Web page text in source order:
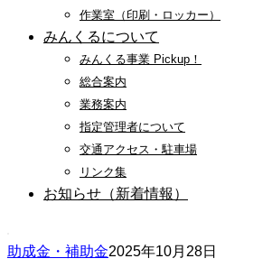
作業室（印刷・ロッカー）
みんくるについて
みんくる事業 Pickup！
総合案内
業務案内
指定管理者について
交通アクセス・駐車場
リンク集
お知らせ（新着情報）
助成金・補助金2025年10月28日